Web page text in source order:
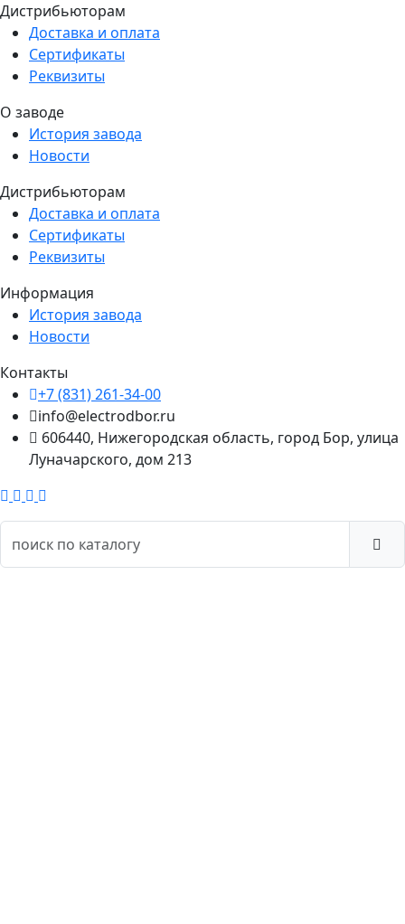
Дистрибьюторам
Доставка и оплата
Сертификаты
Реквизиты
О заводе
История завода
Новости
Дистрибьюторам
Доставка и оплата
Сертификаты
Реквизиты
Информация
История завода
Новости
Контакты
+7 (831) 261-34-00
info@electrodbor.ru
606440, Нижегородская область, город Бор, улица
Луначарского, дом 213